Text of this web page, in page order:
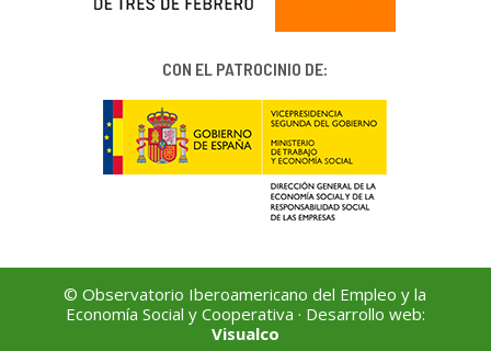
CON EL PATROCINIO DE:
© Observatorio Iberoamericano del Empleo y la
Economía Social y Cooperativa · Desarrollo web:
Visualco